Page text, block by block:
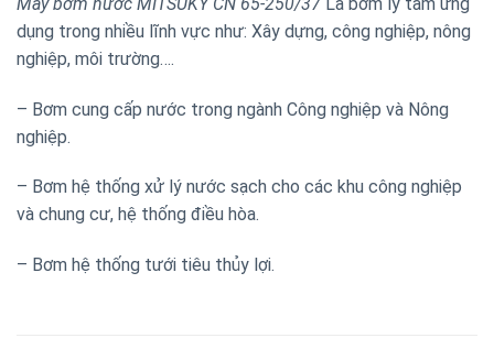
dụng trong nhiều lĩnh vực như: Xây dựng, công nghiệp, nông
nghiệp, môi trường….
– Bơm cung cấp nước trong ngành Công nghiệp và Nông
nghiệp.
– Bơm hệ thống xử lý nước sạch cho các khu công nghiệp
và chung cư, hệ thống điều hòa.
– Bơm hệ thống tưới tiêu thủy lợi.